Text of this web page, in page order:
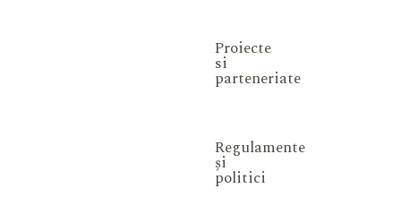
Proiecte
si
parteneriate
Regulamente
și
politici